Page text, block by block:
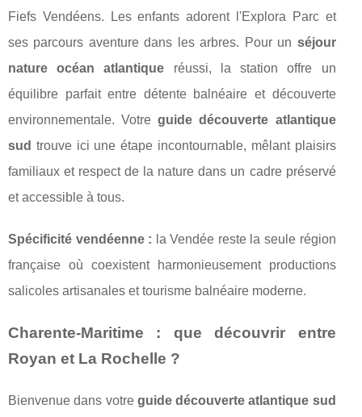
Fiefs Vendéens. Les enfants adorent l'Explora Parc et
ses parcours aventure dans les arbres. Pour un séjour
nature océan atlantique réussi, la station offre un
équilibre parfait entre détente balnéaire et découverte
environnementale. Votreguide découverte atlantique
sud trouve ici une étape incontournable, mêlant plaisirs
familiaux et respect de la nature dans un cadre préservé
et accessible à tous.
Spécificité vendéenne : la Vendée reste la seule région
française où coexistent harmonieusement productions
salicoles artisanales et tourisme balnéaire moderne.
Charente-Maritime : que découvrir entre
Royan et La Rochelle ?
Bienvenue dans votre guide découverte atlantique sud